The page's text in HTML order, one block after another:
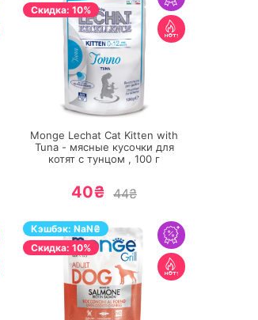
Cкидка: 10%
ПЕРЕЙТИ
Monge Lechat Cat Kitten with
Tuna - мясные кусочки для
котят с тунцом , 100 г
40₴ 44₴
Кэшбэк: NaN₴
Cкидка: 10%